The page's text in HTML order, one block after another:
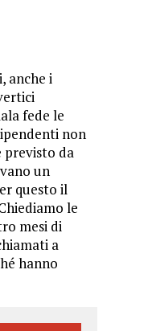
anche i
fede le
non
previsto da
un
questo il
le
mesi di
a
hanno